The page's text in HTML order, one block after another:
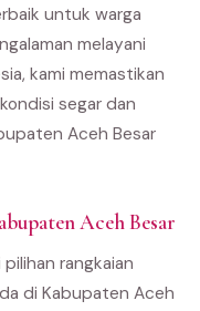
untuk warga
melayani
kami memastikan
segar dan
Aceh Besar
Aceh Besar
rangkaian
di Kabupaten Aceh